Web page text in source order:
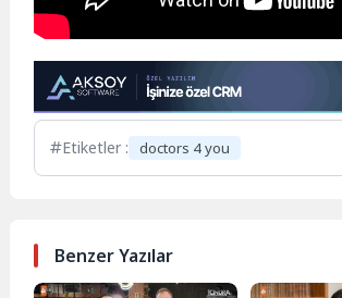
Etiketler : doctors 4 you
Benzer Yazılar